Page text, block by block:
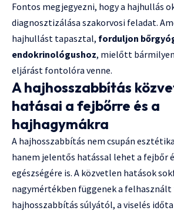
Fontos megjegyezni, hogy a hajhullás
diagnosztizálása szakorvosi feladat.
hajhullást tapasztal, forduljon
endokrinológushoz, mielőtt
eljárást fontolóra venne.
A hajhosszabbítás
hatásai a fejbőrre és a
hajhagymákra
A hajhosszabbítás nem csupán
hanem jelentős hatással lehet a fejbőr
egészségére is. A közvetlen hatások
nagymértékben függenek a
hajhosszabbítás súlyától, a viselés